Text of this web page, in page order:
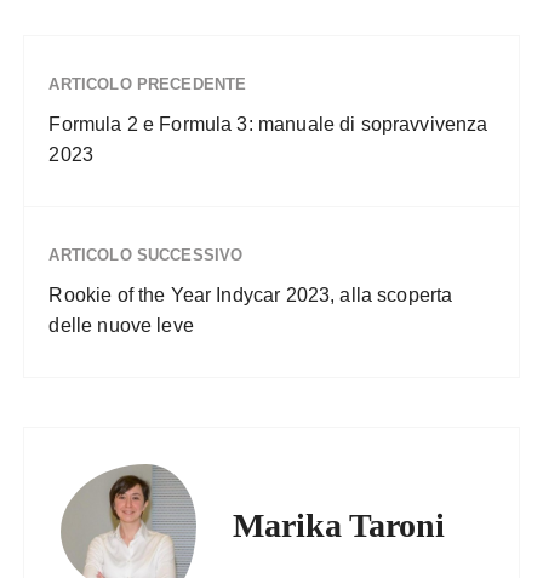
ARTICOLO PRECEDENTE
Formula 2 e Formula 3: manuale di sopravvivenza
2023
ARTICOLO SUCCESSIVO
Rookie of the Year Indycar 2023, alla scoperta
delle nuove leve
Marika Taroni